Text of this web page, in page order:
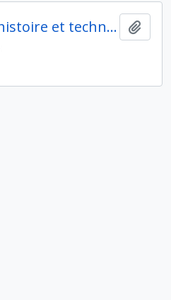
Jacques Tixier. Préhistoire et technologie